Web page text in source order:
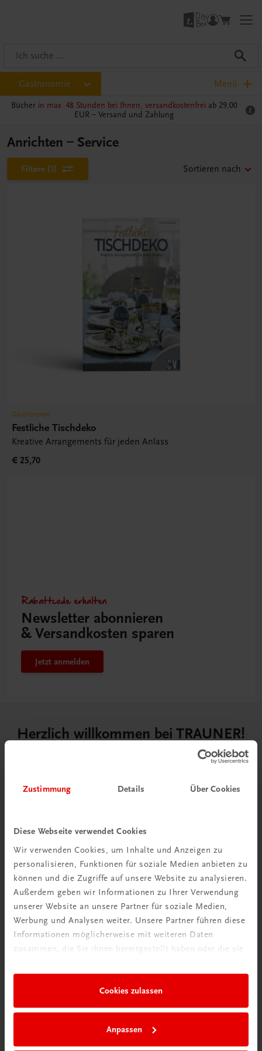
Zustimmung Details Über Cookies
Diese Webseite verwendet Cookies
Wir verwenden Cookies, um Inhalte und Anzeigen zu
personalisieren, Funktionen für soziale Medien anbieten zu
können und die Zugriffe auf unsere Website zu analysieren.
Außerdem geben wir Informationen zu Ihrer Verwendung
unserer Website an unsere Partner für soziale Medien,
Werbung und Analysen weiter. Unsere Partner führen diese
Informationen möglicherweise mit weiteren Daten
zusammen, die Sie ihnen bereitgestellt haben oder die sie
Cookies zulassen
Anpassen
Gastronomie Menü
Bücher in max. 48 Stunden bei Ihnen, versandkostenfrei ab 29,00
EUR – Versand und Zahlung
Anrichten – Service
Filtern (1) Sortieren nach
Gastronomie
Festliche Tischdeko
Kreative Arrangements für jeden Anlass
€ 25,70
Rabattcode erhalten
Newsletter abonnieren
& Versandkosten sparen
Jetzt anmelden
Herzlich willkommen bei TRAUNER!
Wir sind ein österreichisches Familienunternehmen mit
Begeisterung für unsere Produkte.
mehr erfahren
TRAUNER Verlag + Buchservice GmbH
Köglstraße 14 | 4020 Linz
Tel.:+43 732 778241
buchservice@trauner.at
WhatsApp:+43 664 88 58 69 41